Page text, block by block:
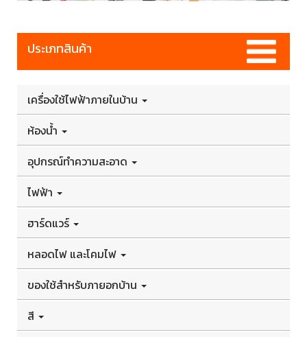
ประเภทสินค้า
เครื่องใช้ไฟฟ้าภายในบ้าน
ห้องน้ำ
อุปกรณ์ทำความสะอาด
ไฟฟ้า
ฮาร์ดแวร์
หลอดไฟ และโคมไฟ
ของใช้สำหรับภายอกบ้าน
สี